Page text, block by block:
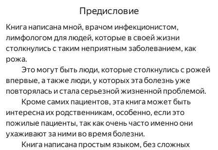
Предисловие
Книга написана мной, врачом инфекционистом,
лимфологом для людей, которые в своей жизни
столкнулись с таким неприятным заболеванием, как
рожа.
Это могут быть люди, которые столкнулись с рожей
впервые, а также люди, у которых эта болезнь уже
повторялась и стала серьезной жизненной проблемой.
Кроме самих пациентов, эта книга может быть
интересна их родственникам, особенно, если это
пожилые пациенты, так как очень часто именно они
ухаживают за ними во время болезни.
Книга написана простым языком, без сложных